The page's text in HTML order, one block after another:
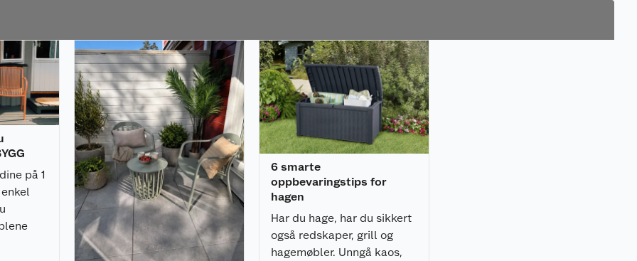
og venner, og
sol og varme
og ønske.
og gir kortere
av festemidler.
på 1
6 smarte
oppbevaringstips for
hagen
Har du hage, har du sikkert
også redskaper, grill og
hagemøbler. Unngå kaos,